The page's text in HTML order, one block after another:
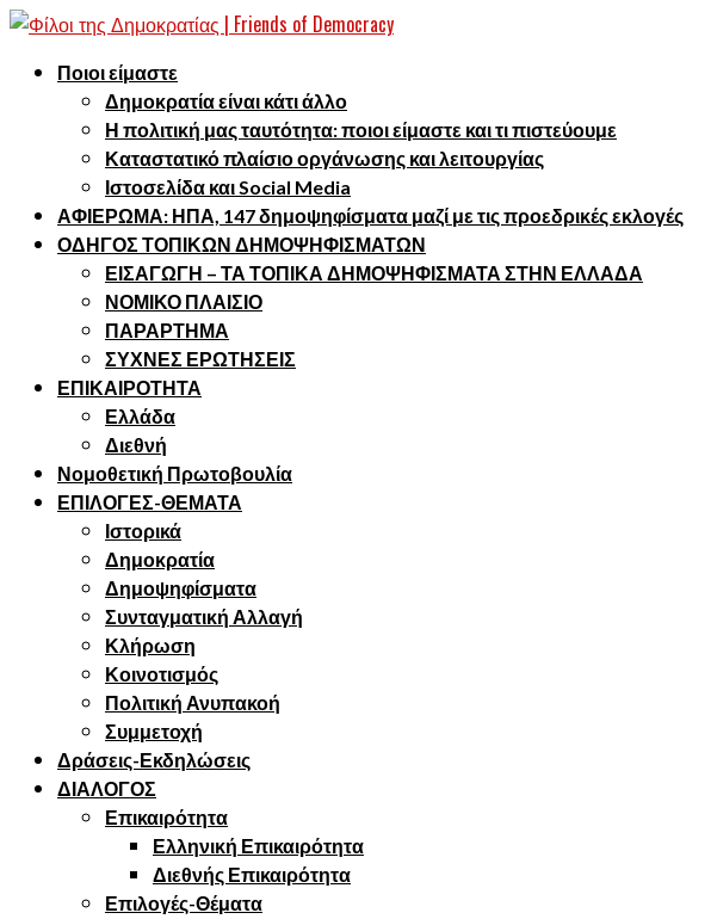
Ποιοι είμαστε
Δημοκρατία είναι κάτι άλλο
Η πολιτική μας ταυτότητα: ποιοι είμαστε και τι πιστεύουμε
Καταστατικό πλαίσιο οργάνωσης και λειτουργίας
Ιστοσελίδα και Social Media
ΑΦΙΕΡΩΜΑ: ΗΠΑ, 147 δημοψηφίσματα μαζί με τις προεδρικές εκλογές
ΟΔΗΓΟΣ ΤΟΠΙΚΩΝ ΔΗΜΟΨΗΦΙΣΜΑΤΩΝ
ΕΙΣΑΓΩΓΗ – ΤΑ ΤΟΠΙΚΑ ΔΗΜΟΨΗΦΙΣΜΑΤΑ ΣΤΗΝ ΕΛΛΑΔΑ
ΝΟΜΙΚΟ ΠΛΑΙΣΙΟ
ΠΑΡΑΡΤΗΜΑ
ΣΥΧΝΕΣ ΕΡΩΤΗΣΕΙΣ
ΕΠΙΚΑΙΡΟΤΗΤΑ
Ελλάδα
Διεθνή
Νομοθετική Πρωτοβουλία
ΕΠΙΛΟΓΕΣ-ΘΕΜΑΤΑ
Ιστορικά
Δημοκρατία
Δημοψηφίσματα
Συνταγματική Αλλαγή
Κλήρωση
Κοινοτισμός
Πολιτική Ανυπακοή
Συμμετοχή
Δράσεις-Εκδηλώσεις
ΔΙΑΛΟΓΟΣ
Επικαιρότητα
Ελληνική Επικαιρότητα
Διεθνής Επικαιρότητα
Επιλογές-Θέματα